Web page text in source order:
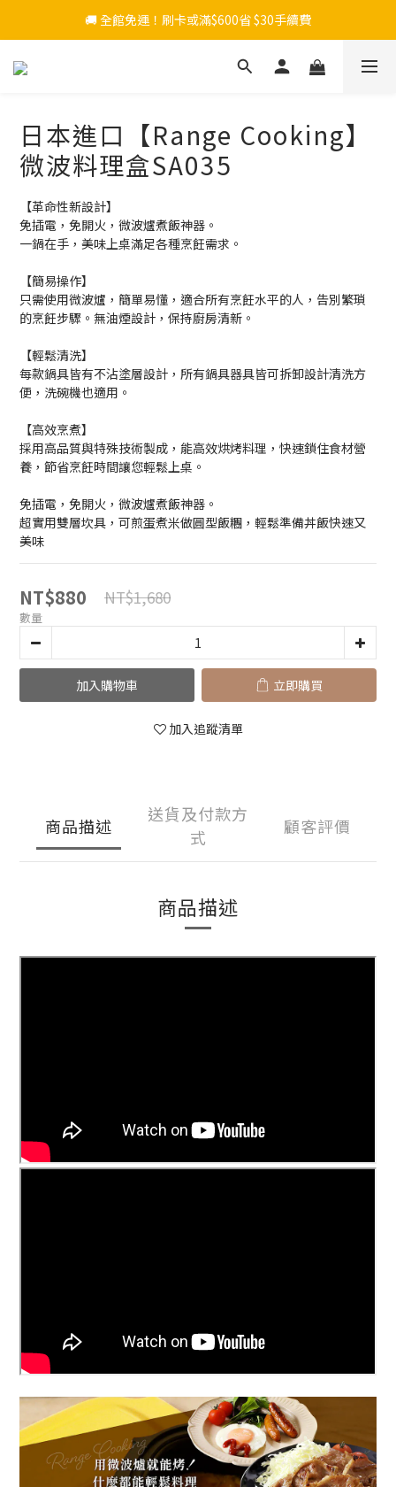
🚚 全館免運！刷卡或滿$600省 $30手續費
日本進口【Range Cooking】
微波料理盒SA035
【革命性新設計】
免插電，免開火，微波爐煮飯神器。
一鍋在手，美味上桌滿足各種烹飪需求。
【簡易操作】
只需使用微波爐，簡單易懂，適合所有烹飪水平的人，告別繁瑣
的烹飪步驟。無油煙設計，保持廚房清新。
【輕鬆清洗】
每款鍋具皆有不沾塗層設計，所有鍋具器具皆可拆卸設計清洗方
便，洗碗機也適用。
【高效烹煮】
採用高品質與特殊技術製成，能高效烘烤料理，快速鎖住食材營
養，節省烹飪時間讓您輕鬆上桌。
免插電，免開火，微波爐煮飯神器。
超實用雙層坎具，可煎蛋煮米做圓型飯糰，輕鬆準備丼飯快速又
美味
NT$880 NT$1,680
數量
加入購物車 立即購買
加入追蹤清單
商品描述
送貨及付款方
式
顧客評價
商品描述